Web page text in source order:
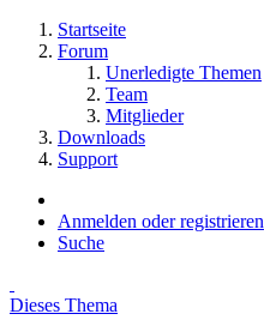
Startseite
Forum
Unerledigte Themen
Team
Mitglieder
Downloads
Support
Anmelden oder registrieren
Suche
Dieses Thema